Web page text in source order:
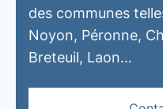
des communes
Noyon, Péronne,
Breteuil, Laon…